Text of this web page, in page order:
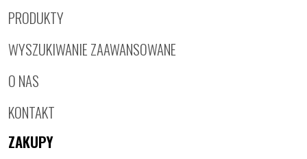
PRODUKTY
WYSZUKIWANIE ZAAWANSOWANE
O NAS
KONTAKT
ZAKUPY